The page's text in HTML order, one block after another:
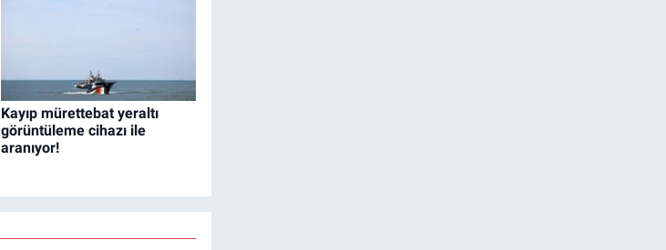
Kayıp mürettebat yeraltı
görüntüleme cihazı ile
aranıyor!